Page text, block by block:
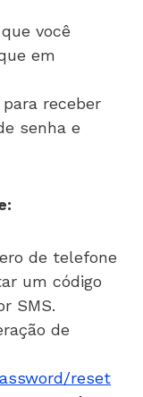
você
em
receber
senha e
de telefone
um código
SMS.
de
reset